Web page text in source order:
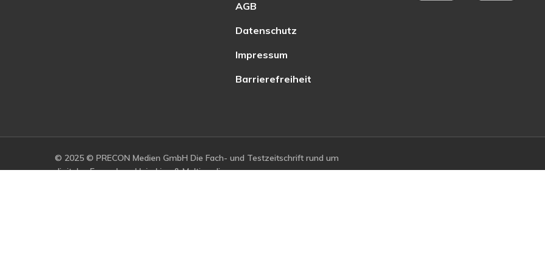
AGB
Datenschutz
Impressum
Barrierefreiheit
© 2025 © PRECON Medien GmbH Die Fach- und Testzeitschrift rund um
digitales Fernsehen, Heimkino & Multimedia.